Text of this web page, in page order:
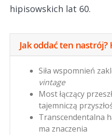
hipisowskich lat 60.
Jak oddać ten nastrój?
Siła wspomnień
vintage
Most łączący
tajemniczą
Transcendentalna
ma znaczenia